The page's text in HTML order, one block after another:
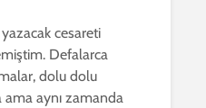
cesareti
Defalarca
dolu dolu
aynı zamanda